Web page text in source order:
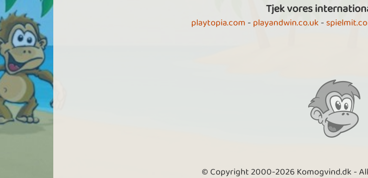
Tjek vores
playtopia.com - playandwin.co.uk -
© Copyright 2000-2026 Komogvind.dk -